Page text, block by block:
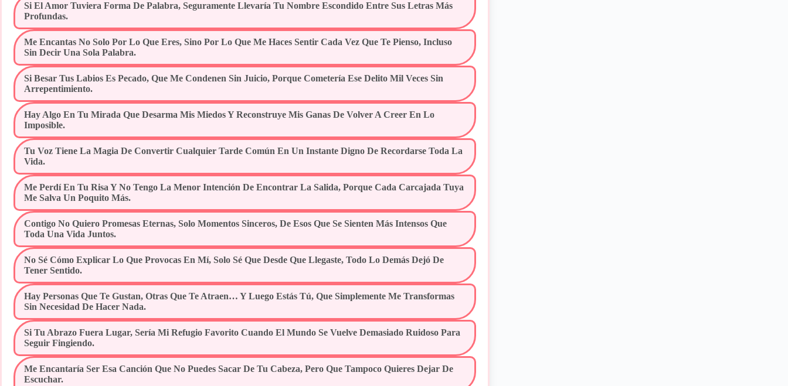
Si El Amor Tuviera Forma De Palabra, Seguramente Llevaría Tu Nombre Escondido Entre Sus Letras Más
Profundas.
Me Encantas No Solo Por Lo Que Eres, Sino Por Lo Que Me Haces Sentir Cada Vez Que Te Pienso, Incluso
Sin Decir Una Sola Palabra.
Si Besar Tus Labios Es Pecado, Que Me Condenen Sin Juicio, Porque Cometería Ese Delito Mil Veces Sin
Arrepentimiento.
Hay Algo En Tu Mirada Que Desarma Mis Miedos Y Reconstruye Mis Ganas De Volver A Creer En Lo
Imposible.
Tu Voz Tiene La Magia De Convertir Cualquier Tarde Común En Un Instante Digno De Recordarse Toda La
Vida.
Me Perdí En Tu Risa Y No Tengo La Menor Intención De Encontrar La Salida, Porque Cada Carcajada Tuya
Me Salva Un Poquito Más.
Contigo No Quiero Promesas Eternas, Solo Momentos Sinceros, De Esos Que Se Sienten Más Intensos Que
Toda Una Vida Juntos.
No Sé Cómo Explicar Lo Que Provocas En Mí, Solo Sé Que Desde Que Llegaste, Todo Lo Demás Dejó De
Tener Sentido.
Hay Personas Que Te Gustan, Otras Que Te Atraen… Y Luego Estás Tú, Que Simplemente Me Transformas
Sin Necesidad De Hacer Nada.
Si Tu Abrazo Fuera Lugar, Sería Mi Refugio Favorito Cuando El Mundo Se Vuelve Demasiado Ruidoso Para
Seguir Fingiendo.
Me Encantaría Ser Esa Canción Que No Puedes Sacar De Tu Cabeza, Pero Que Tampoco Quieres Dejar De
Escuchar.